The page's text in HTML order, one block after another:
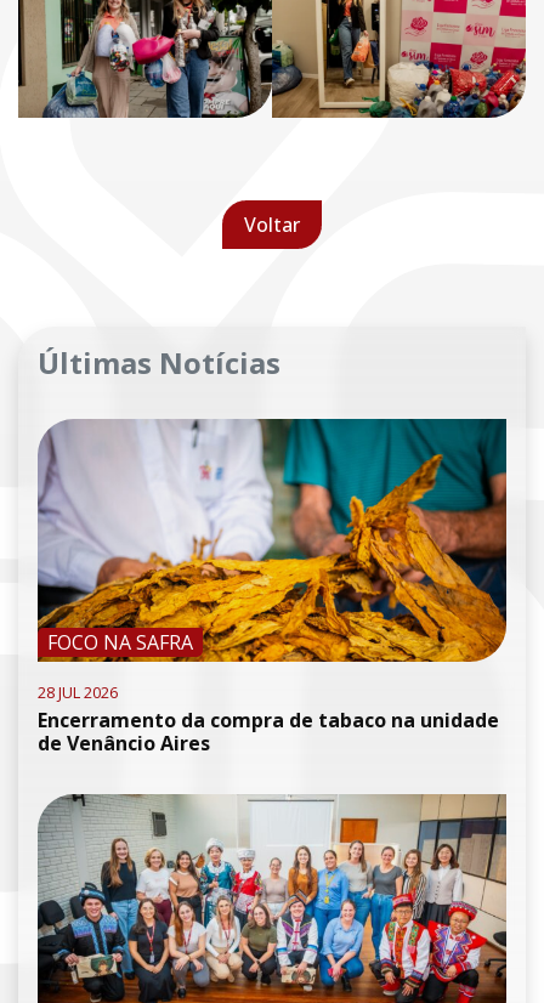
Voltar
Últimas Notícias
FOCO NA SAFRA
28 JUL 2026
Encerramento da compra de tabaco na unidade
de Venâncio Aires